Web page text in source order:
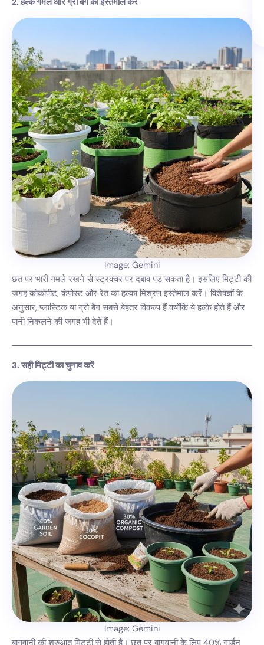
Image: Gemini
छत पर भारी गमले रखने से स्ट्रक्चर पर दबाव पड़ सकता है। इसलिए मिट्टी की
जगह कोकोपीट, कंपोस्ट और रेत का हल्का मिश्रण इस्तेमाल करें। विशेषज्ञों के
अनुसार, प्लास्टिक या ग्रो बैग सबसे बेहतर विकल्प हैं क्योंकि ये हल्के होते हैं और
पानी निकलने की जगह भी देते हैं।
3. सही मिट्टी का चुनाव करें
Image: Gemini